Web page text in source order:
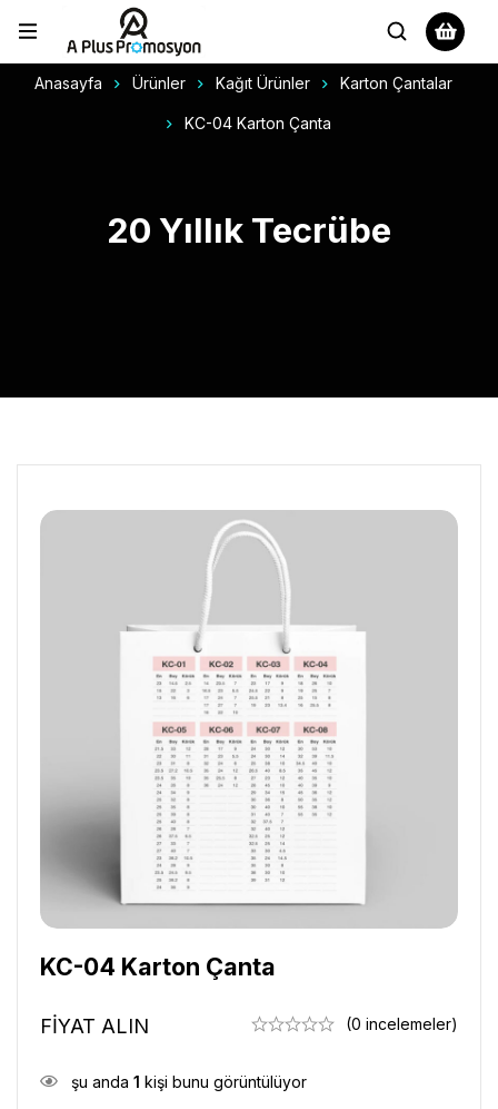
Anasayfa Ürünler Kağıt Ürünler Karton Çantalar
KC-04 Karton Çanta
20 Yıllık Tecrübe
KC-04 Karton Çanta
FİYAT ALIN (0 incelemeler)
şu anda 1 kişi bunu görüntülüyor